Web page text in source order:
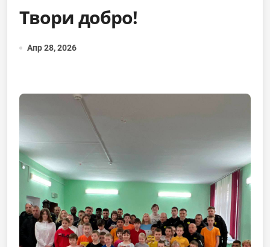
Твори добро!
Апр 28, 2026